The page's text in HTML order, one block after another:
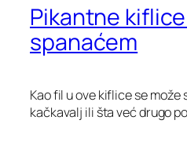
Pikantne
spanaćem
Kao fil u ove kiflice se može
kačkavalj ili šta već drugo